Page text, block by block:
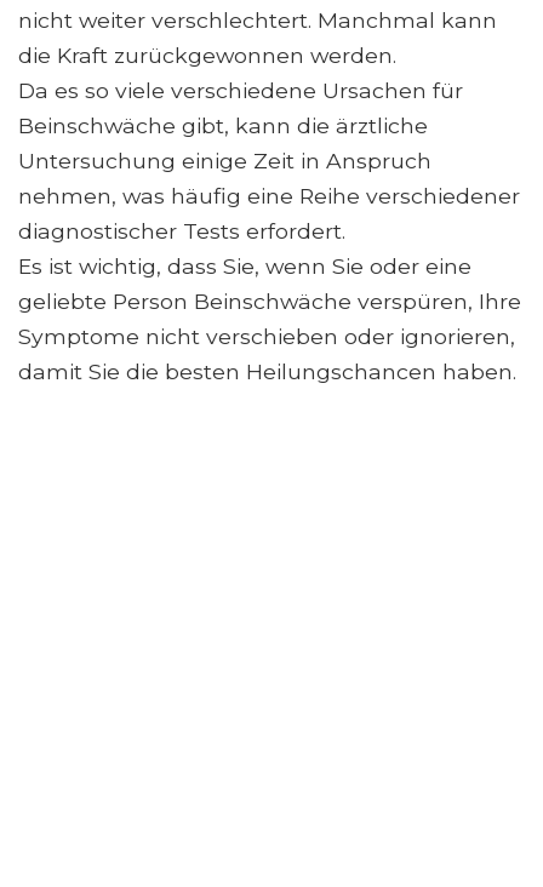
nicht weiter verschlechtert. Manchmal kann
die Kraft zurückgewonnen werden.
Da es so viele verschiedene Ursachen für
Beinschwäche gibt, kann die ärztliche
Untersuchung einige Zeit in Anspruch
nehmen, was häufig eine Reihe verschiedener
diagnostischer Tests erfordert.
Es ist wichtig, dass Sie, wenn Sie oder eine
geliebte Person Beinschwäche verspüren, Ihre
Symptome nicht verschieben oder ignorieren,
damit Sie die besten Heilungschancen haben.